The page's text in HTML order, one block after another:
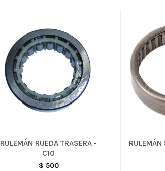
RULEMÁN RUEDA TRASERA -
C10
$ 500
RULEMÁN